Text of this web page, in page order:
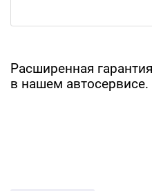
Расширенная
в нашем автосервисе.